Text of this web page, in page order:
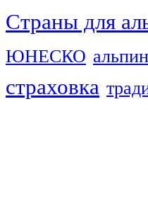
Страны для
ЮНЕСКО
страховка